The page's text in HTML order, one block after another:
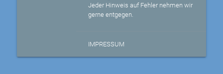
Jeder Hinweis auf Fehler nehmen wir
gerne entgegen.
IMPRESSUM